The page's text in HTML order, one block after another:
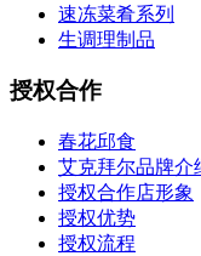
速冻菜肴系列
生调理制品
授权合作
春花邱食
艾克拜尔品牌介
授权合作店形象
授权优势
授权流程